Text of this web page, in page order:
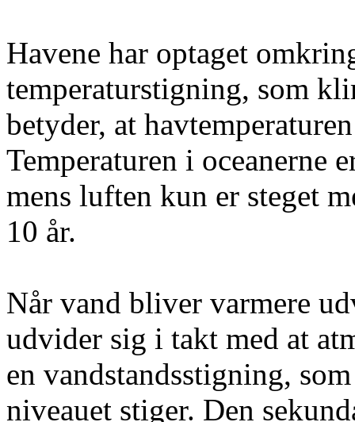
Havene har optaget
temperaturstigning, som
betyder, at
Temperaturen i oceanerne
mens luften kun er steget
10 år.
Når vand bliver varmere
udvider sig i takt med at
en vandstandsstigning,
niveauet stiger. Den